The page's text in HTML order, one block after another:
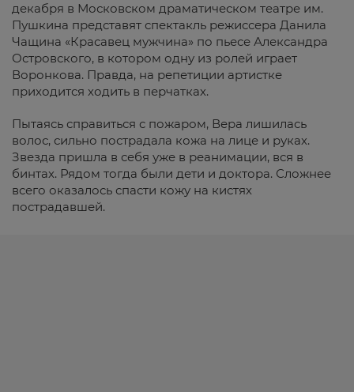
декабря в Московском драматическом театре им.
Пушкина представят спектакль режиссера Данила
Чащина «Красавец мужчина» по пьесе Александра
Островского, в котором одну из ролей играет
Воронкова. Правда, на репетиции артистке
приходится ходить в перчатках.
Пытаясь справиться с пожаром, Вера лишилась
волос, сильно пострадала кожа на лице и руках.
Звезда пришла в себя уже в реанимации, вся в
бинтах. Рядом тогда были дети и доктора. Сложнее
всего оказалось спасти кожу на кистях
пострадавшей.